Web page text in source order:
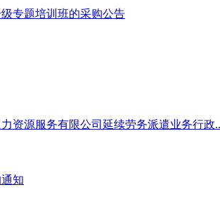
专题培训班的采购公告
资源服务有限公司延续劳务派遣业务行政
知